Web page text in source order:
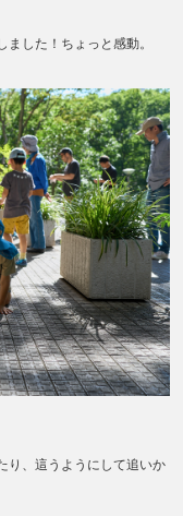
した！ちょっと感動。
り、這うようにして追いか